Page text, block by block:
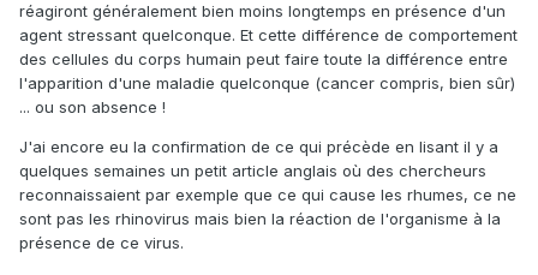
réagiront généralement bien moins longtemps en présence d'un
agent stressant quelconque. Et cette différence de comportement
des cellules du corps humain peut faire toute la différence entre
l'apparition d'une maladie quelconque (cancer compris, bien sûr)
... ou son absence !
J'ai encore eu la confirmation de ce qui précède en lisant il y a
quelques semaines un petit article anglais où des chercheurs
reconnaissaient par exemple que ce qui cause les rhumes, ce ne
sont pas les rhinovirus mais bien la réaction de l'organisme à la
présence de ce virus.